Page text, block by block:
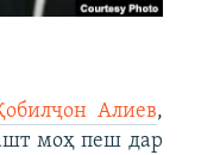
Алиев,
моҳ пеш дар